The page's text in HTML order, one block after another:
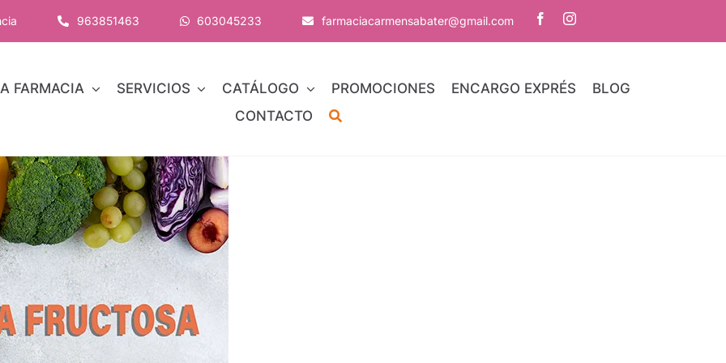
963851463 603045233 farmaciacarmensabater@gmail.com
FARMACIA SERVICIOS CATÁLOGO PROMOCIONES ENCARGO EXPRÉS
BLOG
CONTACTO